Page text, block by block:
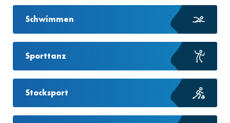
Schwimmen
Sporttanz
Stocksport